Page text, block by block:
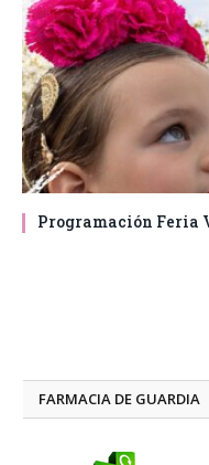
Programación Feria
FARMACIA DE GUARDIA